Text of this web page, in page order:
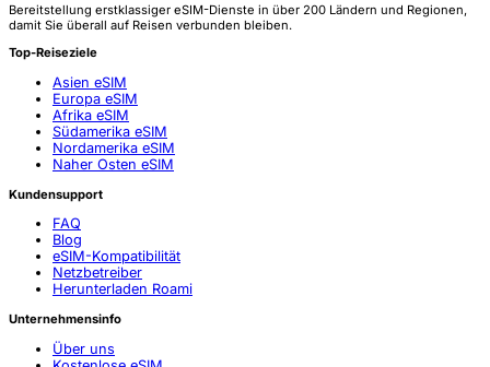
Bereitstellung erstklassiger eSIM-Dienste in über 200 Ländern und Regionen,
damit Sie überall auf Reisen verbunden bleiben.
Top-Reiseziele
Asien eSIM
Europa eSIM
Afrika eSIM
Südamerika eSIM
Nordamerika eSIM
Naher Osten eSIM
Kundensupport
FAQ
Blog
eSIM-Kompatibilität
Netzbetreiber
Herunterladen Roami
Unternehmensinfo
Über uns